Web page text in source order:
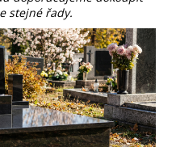
stejné řady.